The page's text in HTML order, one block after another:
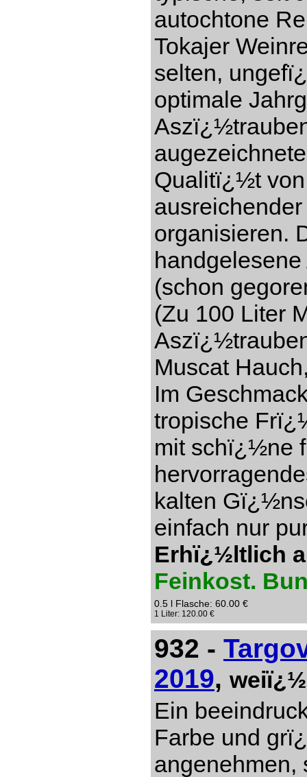
autochtone
Tokajer
selten,
optimale
Qualitï¿½t
organisieren.
(schon
(Zu 100 Liter
Muscat
Im
tropische
mit schï¿½ne
kalten
einfach nur
Erhï¿½ltlich
Feinkost.
0.5 l Flasche: 60.00 €
1 Liter: 120.00 €
932 -
2019,
Ein
Farbe und
angenehmen,